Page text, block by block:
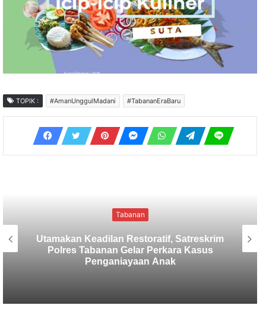
TOPIK : #AmanUnggulMadani #TabananEraBaru
Tabanan
Sekretaris SMSI Tabanan Maju Jadi
Kandidat Ketua IMI Bali, Ketua SMSI
Tabanan Berikan Dukungan